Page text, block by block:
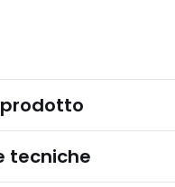
tecniche